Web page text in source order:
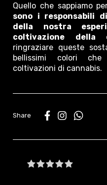
Quello che sappiamo
sono i responsabili
della nostra
coltivazione della
ringraziare queste
bellissimi colori
coltivazioni di cannabis.